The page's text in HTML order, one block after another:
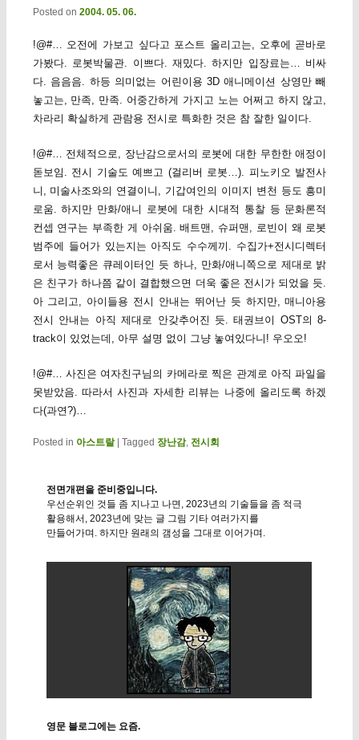
Posted on 2004. 05. 06.
!@#… 오전에 가보고 싶다고 포스트 올리고는, 오후에 곧바로
가봤다. 로봇박물관. 이쁘다. 재밌다. 하지만 입장료는… 비싸
다. 음음음. 하등 의미없는 어린이용 3D 애니메이션 상영만 빼
놓고는, 만족, 만족. 어중간하게 가지고 노는 어쩌고 하지 않고,
차라리 확실하게 관람용 전시로 특화한 것은 참 잘한 일이다.
!@#… 전체적으로, 장난감으로서의 로봇에 대한 무한한 애정이
돋보임. 전시 기술도 예쁘고 (걸리버 로봇…). 피노키오 발전사
니, 미술사조와의 연결이니, 기갑여인의 이미지 변천 등도 흥미
로움. 하지만 만화/애니 로봇에 대한 시대적 통찰 등 문화론적
컨셉 연구는 부족한 게 아쉬움. 배트맨, 슈퍼맨, 로빈이 왜 로봇
범주에 들어가 있는지는 아직도 수수께끼. 수집가+전시디렉터
로서 능력좋은 큐레이터인 듯 하나, 만화/애니쪽으로 제대로 밝
은 친구가 하나쯤 같이 결합했으면 더욱 좋은 전시가 되었을 듯.
아 그리고, 아이들용 전시 안내는 뛰어난 듯 하지만, 매니아용
전시 안내는 아직 제대로 안갖추어진 듯. 태권브이 OST의 8-
track이 있었는데, 아무 설명 없이 그냥 놓여있다니! 우오오!
!@#… 사진은 여자친구님의 카메라로 찍은 관계로 아직 파일을
못받았음. 따라서 사진과 자세한 리뷰는 나중에 올리도록 하겠
다(과연?)…
Posted in 아스트랄 Tagged 장난감, 전시회
전면개편을 준비중입니다.
우선순위인 것들 좀 지나고 나면, 2023년의 기술들을 좀 적극
활용해서, 2023년에 맞는 글 그림 기타 여러가지를
만들어가며. 하지만 원래의 갬성을 그대로 이어가며.
영문 블로그에는 요즘.